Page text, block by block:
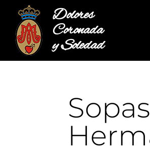
Dolores
Coronada
y Soledad